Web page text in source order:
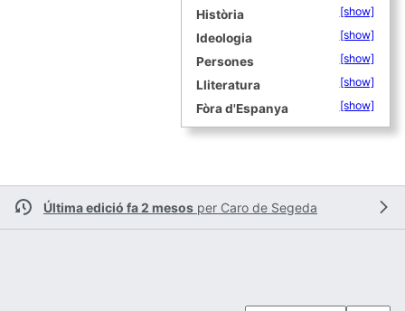
Història [show]
Ideologia [show]
Persones [show]
Lliteratura [show]
Fòra d'Espanya [show]
Última edició fa 2 mesos per Caro de Segeda